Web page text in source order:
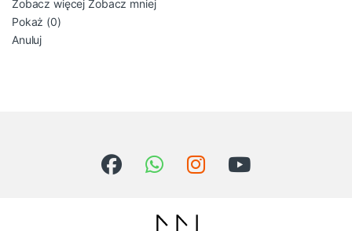
Zobacz więcej Zobacz mniej
Pokaż (0)
Anuluj